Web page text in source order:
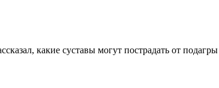
какие суставы могут пострадать от подагры